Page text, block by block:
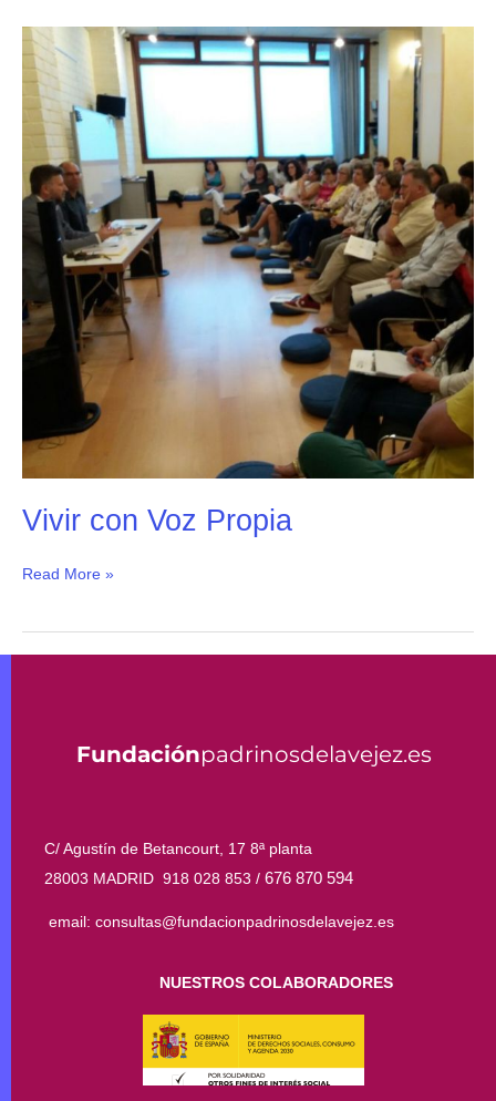
Vivir con Voz Propia
Vivir
con
Voz
Propia
Read More »
Fundaciónpadrinosdelavejez.es
C/ Agustín de Betancourt, 17 8ª planta
28003 MADRID 918 028 853 / 676 870 594
email: consultas@fundacionpadrinosdelavejez.es
NUESTROS COLABORADORES